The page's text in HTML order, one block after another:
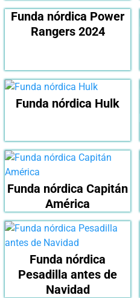
Funda nórdica Power
Rangers 2024
Funda nórdica Hulk
Funda nórdica Capitán
América
Funda nórdica
Pesadilla antes de
Navidad